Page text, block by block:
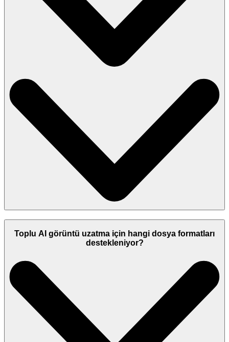
Toplu AI görüntü uzatma için hangi dosya formatları
destekleniyor?